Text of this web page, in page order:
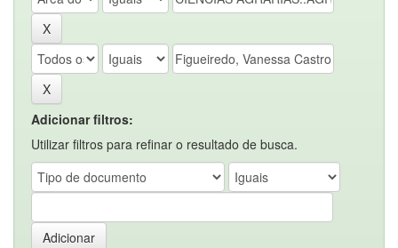
Adicionar filtros:
Utilizar filtros para refinar o resultado de busca.